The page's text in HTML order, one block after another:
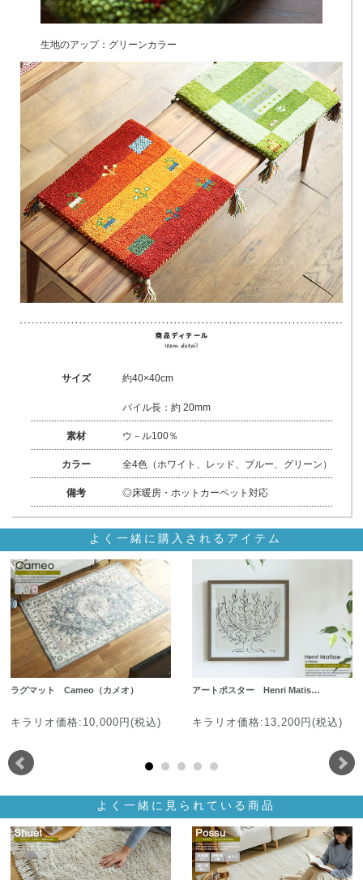
生地のアップ：グリーンカラー
サイズ 約40×40cm
パイル長：約 20mm
素材 ウ－ル100％
カラー 全4色（ホワイト、レッド、ブルー、グリーン）
備考 ◎床暖房・ホットカーペット対応
よく一緒に購入されるアイテム
ラグマット Cameo（カメオ）
キラリオ価格:10,000円(税込)
アートポスター Henri Matis…
キラリオ価格:13,200円(税込)
よく一緒に見られている商品